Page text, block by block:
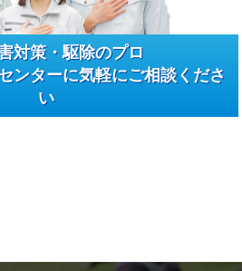
対策・駆除のプロ
ンターに気軽にご相談くださ
い